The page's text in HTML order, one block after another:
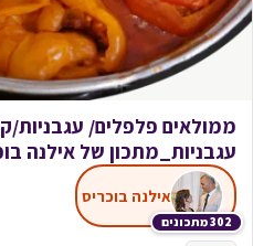
ממולאים פלפלים/ עגבניות/
עגבניות_מתכון של אילנה
302 מתכונים
אילנה בוכריס